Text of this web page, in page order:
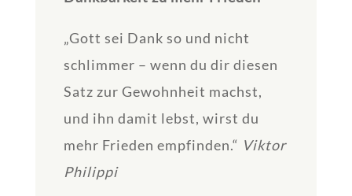
„Gott sei Dank so und nicht
schlimmer – wenn du dir diesen
Satz zur Gewohnheit machst,
und ihn damit lebst, wirst du
mehr Frieden empfinden.“ Viktor
Philippi